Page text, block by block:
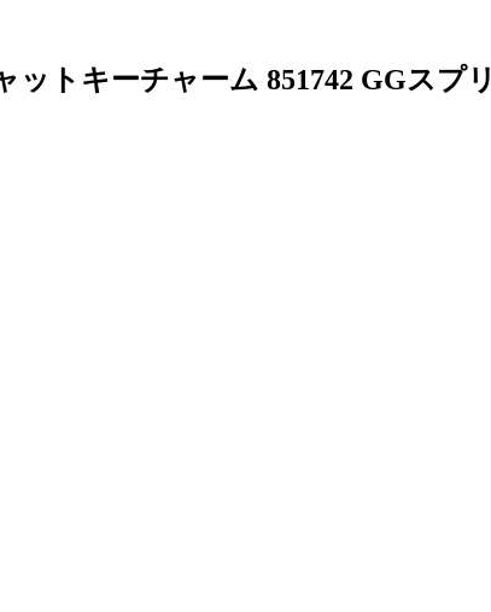
トキーチャーム 851742 GGス